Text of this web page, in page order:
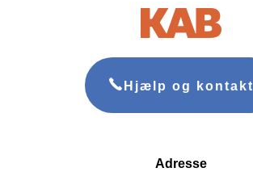
Hjælp og kontakt
Adresse